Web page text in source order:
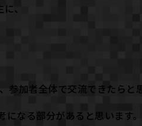
、
加者全体で交流できたらと思
なる部分があると思います